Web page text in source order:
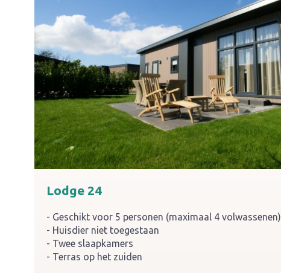
Lodge 24
Geschikt voor 5 personen (maximaal 4 volwassenen)
Huisdier niet toegestaan
Twee slaapkamers
Terras op het zuiden